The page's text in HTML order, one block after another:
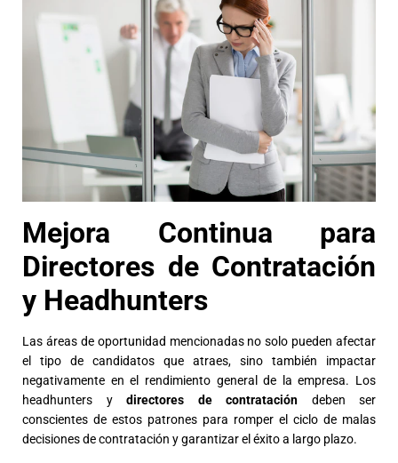
Mejora Continua para
Directores de Contratación
y Headhunters
Las áreas de oportunidad mencionadas no solo pueden afectar
el tipo de candidatos que atraes, sino también impactar
negativamente en el rendimiento general de la empresa. Los
headhunters ydirectores de contratación deben ser
conscientes de estos patrones para romper el ciclo de malas
decisiones de contratación y garantizar el éxito a largo plazo.